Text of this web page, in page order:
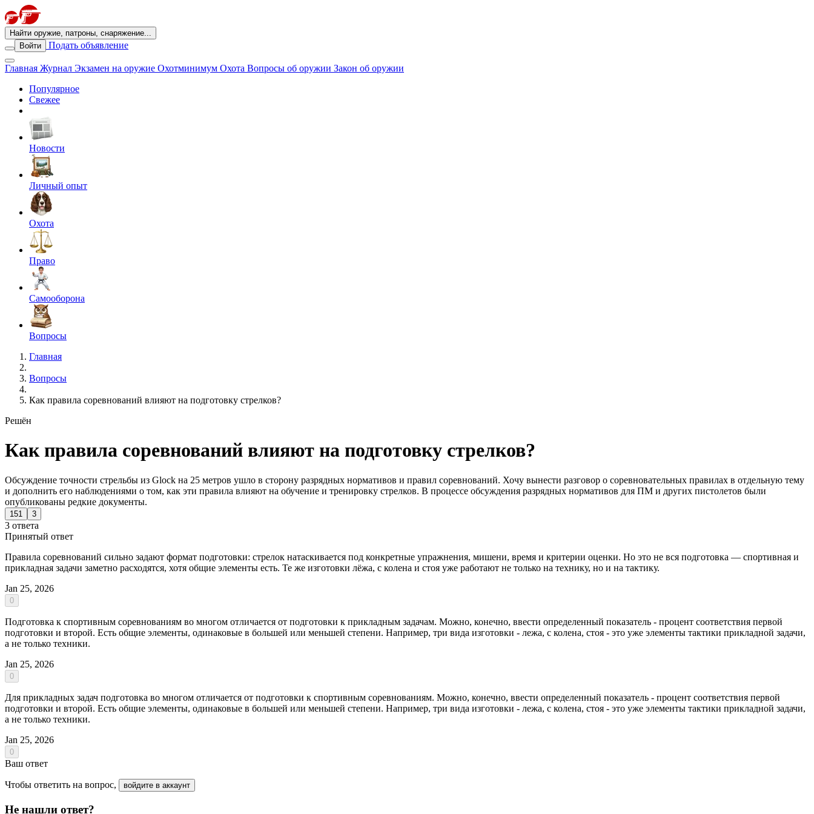
Найти оружие, патроны, снаряжение...
Войти
Подать объявление
Главная Журнал Экзамен на оружие Охотминимум Охота Вопросы об оружии Закон об оружии
Популярное
Свежее
Новости
Личный опыт
Охота
Право
Самооборона
Вопросы
Главная
Вопросы
Как правила соревнований влияют на подготовку стрелков?
Решён
Как правила соревнований влияют на подготовку стрелков?
Обсуждение точности стрельбы из Glock на 25 метров ушло в сторону разрядных нормативов и правил соревнований. Хочу вынести разговор о соревновательных правилах в отдельную тему
и дополнить его наблюдениями о том, как эти правила влияют на обучение и тренировку стрелков. В процессе обсуждения разрядных нормативов для ПМ и других пистолетов были
опубликованы редкие документы.
151 3
3 ответа
Принятый ответ
Правила соревнований сильно задают формат подготовки: стрелок натаскивается под конкретные упражнения, мишени, время и критерии оценки. Но это не вся подготовка — спортивная и
прикладная задачи заметно расходятся, хотя общие элементы есть. Те же изготовки лёжа, с колена и стоя уже работают не только на технику, но и на тактику.
Jan 25, 2026
0
Подготовка к спортивным соревнованиям во многом отличается от подготовки к прикладным задачам. Можно, конечно, ввести определенный показатель - процент соответствия первой
подготовки и второй. Есть общие элементы, одинаковые в большей или меньшей степени. Например, три вида изготовки - лежа, с колена, стоя - это уже элементы тактики прикладной задачи,
а не только техники.
Jan 25, 2026
0
Для прикладных задач подготовка во многом отличается от подготовки к спортивным соревнованиям. Можно, конечно, ввести определенный показатель - процент соответствия первой
подготовки и второй. Есть общие элементы, одинаковые в большей или меньшей степени. Например, три вида изготовки - лежа, с колена, стоя - это уже элементы тактики прикладной задачи,
а не только техники.
Jan 25, 2026
0
Ваш ответ
Чтобы ответить на вопрос, войдите в аккаунт
Не нашли ответ?